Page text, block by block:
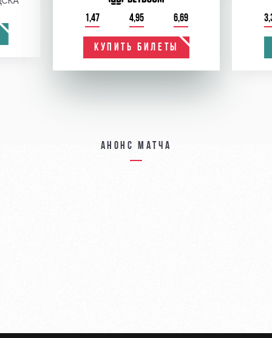
1,47 4,95 6,69
КУПИТЬ БИЛЕТЫ
Анонс матча